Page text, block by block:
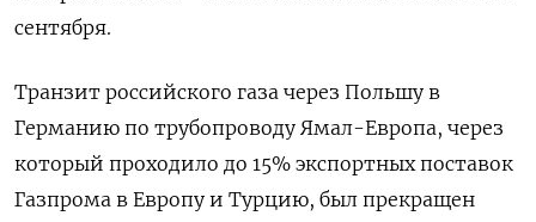
сентября.
Транзит российского газа через Польшу в
Германию по трубопроводу Ямал-Европа, через
который проходило до 15% экспортных поставок
Газпрома в Европу и Турцию, был прекращен